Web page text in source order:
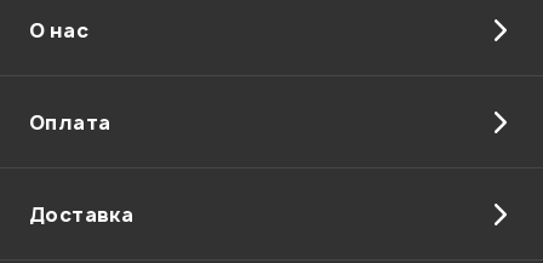
Отправить
О нас
Оплата
Доставка